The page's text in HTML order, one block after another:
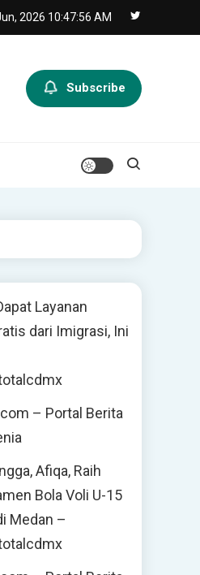
2026 10:47:57 AM
Subscribe
Layanan
dari Imigrasi, Ini
– Portal Berita
Afiqa, Raih
Bola Voli U-15
Medan –